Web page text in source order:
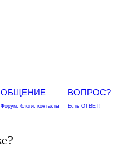
ОБЩЕНИЕ
Форум, блоги, контакты
ВОПРОС?
Есть ОТВЕТ!